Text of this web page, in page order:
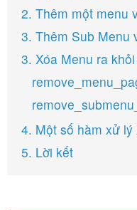
2. Thêm một menu
3. Thêm Sub Menu
3. Xóa Menu ra
4. Một số hàm xử
5. Lời kết